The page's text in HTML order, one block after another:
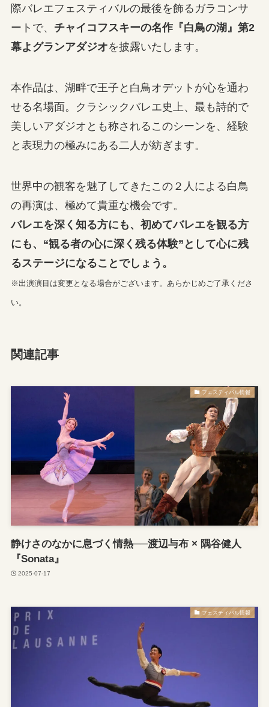
際バレエフェスティバルの最後を飾るガラコンサ
ートで、 チャイコフスキーの名作『白鳥の湖』第2
幕よグランアダジオを披露いたします。
本作品は、湖畔で王子と白鳥オデットが心を通わ
せる名場面。クラシックバレエ史上、最も詩的で
美しいアダジオとも称されるこのシーンを、経験
と表現力の極みにある二人が紡ぎます。
世界中の観客を魅了してきたこの２人による白鳥
の再演は、極めて貴重な機会です。
バレエを深く知る方にも、初めてバレエを観る方
にも、“観る者の心に深く残る体験”として心に残
るステージになることでしょう。
※出演演目は変更となる場合がございます。あらかじめご了承くださ
い。
関連記事
フェスティバル情報
静けさのなかに息づく情熱──渡辺与布 × 隅谷健人
『Sonata』
2025-07-17
フェスティバル情報